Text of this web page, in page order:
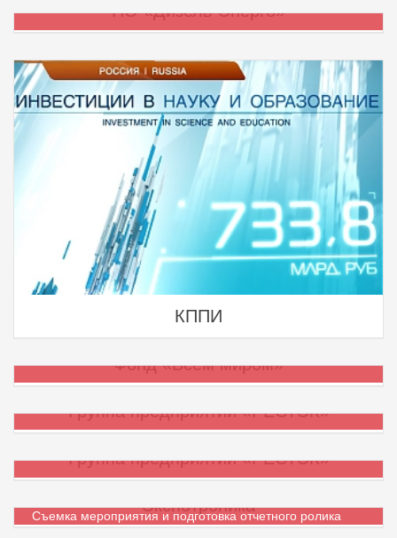
ПО «Дизель-Энерго»
КППИ
Фонд «Всем миром»
Группа предприятий «РЕСТЭК»
Группа предприятий «РЕСТЭК»
Экспотроника
Съемка мероприятия и подготовка отчетного ролика